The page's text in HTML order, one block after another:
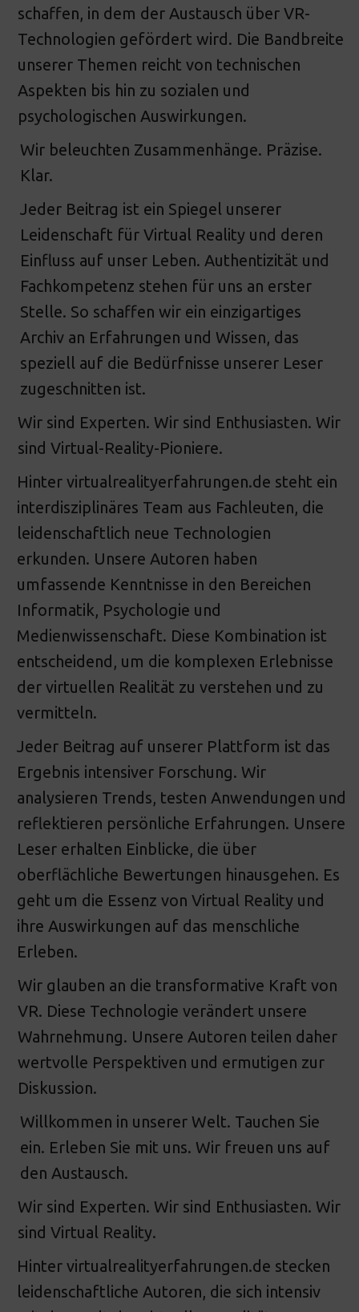
schaffen, in dem der Austausch über VR-
Technologien gefördert wird. Die Bandbreite
unserer Themen reicht von technischen
Aspekten bis hin zu sozialen und
psychologischen Auswirkungen.
Wir beleuchten Zusammenhänge. Präzise.
Klar.
Jeder Beitrag ist ein Spiegel unserer
Leidenschaft für Virtual Reality und deren
Einfluss auf unser Leben. Authentizität und
Fachkompetenz stehen für uns an erster
Stelle. So schaffen wir ein einzigartiges
Archiv an Erfahrungen und Wissen, das
speziell auf die Bedürfnisse unserer Leser
zugeschnitten ist.
Wir sind Experten. Wir sind Enthusiasten. Wir
sind Virtual-Reality-Pioniere.
Hinter virtualrealityerfahrungen.de steht ein
interdisziplinäres Team aus Fachleuten, die
leidenschaftlich neue Technologien
erkunden. Unsere Autoren haben
umfassende Kenntnisse in den Bereichen
Informatik, Psychologie und
Medienwissenschaft. Diese Kombination ist
entscheidend, um die komplexen Erlebnisse
der virtuellen Realität zu verstehen und zu
vermitteln.
Jeder Beitrag auf unserer Plattform ist das
Ergebnis intensiver Forschung. Wir
analysieren Trends, testen Anwendungen und
reflektieren persönliche Erfahrungen. Unsere
Leser erhalten Einblicke, die über
oberflächliche Bewertungen hinausgehen. Es
geht um die Essenz von Virtual Reality und
ihre Auswirkungen auf das menschliche
Erleben.
Wir glauben an die transformative Kraft von
VR. Diese Technologie verändert unsere
Wahrnehmung. Unsere Autoren teilen daher
wertvolle Perspektiven und ermutigen zur
Diskussion.
Willkommen in unserer Welt. Tauchen Sie
ein. Erleben Sie mit uns. Wir freuen uns auf
den Austausch.
Wir sind Experten. Wir sind Enthusiasten. Wir
sind Virtual Reality.
Hinter virtualrealityerfahrungen.de stecken
leidenschaftliche Autoren, die sich intensiv